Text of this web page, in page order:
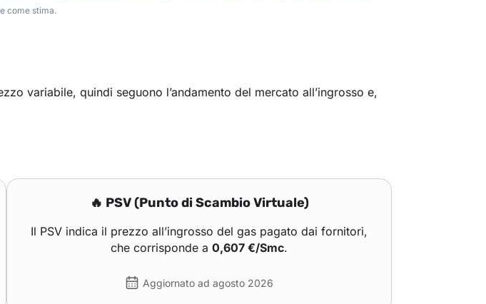
come stima.
variabile, quindi seguono l’andamento del mercato all’ingrosso e,
🔥 PSV (Punto di Scambio Virtuale)
Il PSV indica il prezzo all’ingrosso del gas pagato dai fornitori,
che corrisponde a 0,607 €/Smc.
Aggiornato ad agosto 2026